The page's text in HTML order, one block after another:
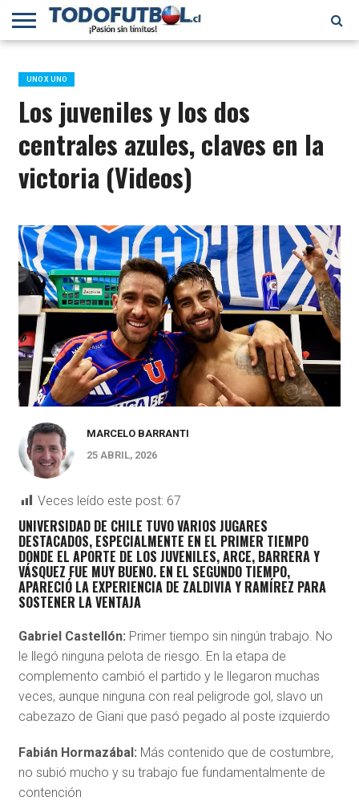
PRIMERA
B
SELECCIÓN
CHILENA
CHILENOS
EN EL
MUNDO
FÚTBOL
INTERNACIONAL
UNO X UNO
Los juveniles y los dos
centrales azules, claves en la
victoria (Videos)
MARCELO BARRANTI
25 ABRIL, 2026
Veces leído este post: 67
UNIVERSIDAD DE CHILE TUVO VARIOS JUGARES
DESTACADOS, ESPECIALMENTE EN EL PRIMER TIEMPO
DONDE EL APORTE DE LOS JUVENILES, ARCE, BARRERA Y
VÁSQUEZ FUE MUY BUENO. EN EL SEGUNDO TIEMPO,
APARECIÓ LA EXPERIENCIA DE ZALDIVIA Y RAMÍREZ PARA
SOSTENER LA VENTAJA
Gabriel Castellón: Primer tiempo sin ningún trabajo. No
le llegó ninguna pelota de riesgo. En la etapa de
complemento cambió el partido y le llegaron muchas
veces, aunque ninguna con real peligrode gol, slavo un
cabezazo de Giani que pasó pegado al poste izquierdo
Fabián Hormazábal: Más contenido que de costumbre,
no subió mucho y su trabajo fue fundamentalmente de
contención